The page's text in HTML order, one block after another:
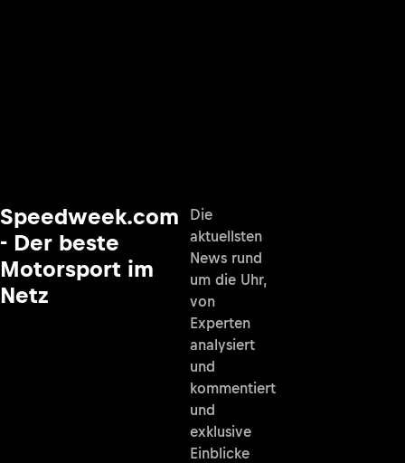
Speedweek.com
- Der beste
Motorsport im
Netz
Die
aktuellsten
News rund
um die Uhr,
von
Experten
analysiert
und
kommentiert
und
exklusive
Einblicke